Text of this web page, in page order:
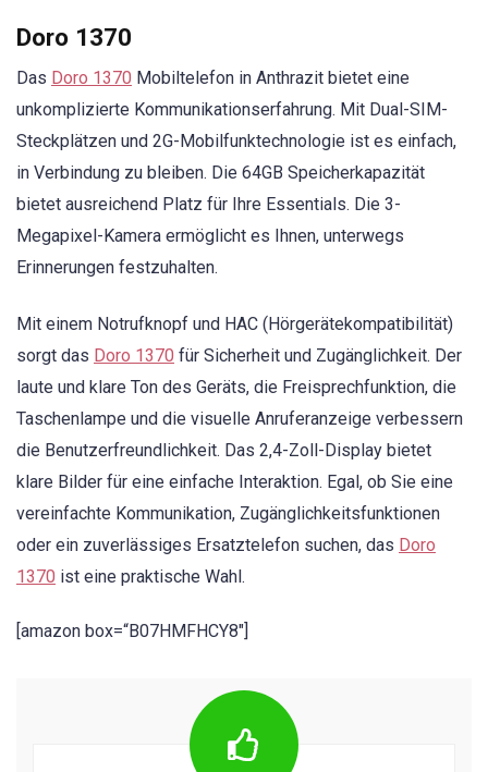
Doro 1370
Das Doro 1370 Mobiltelefon in Anthrazit bietet eine
unkomplizierte Kommunikationserfahrung. Mit Dual-SIM-
Steckplätzen und 2G-Mobilfunktechnologie ist es einfach,
in Verbindung zu bleiben. Die 64GB Speicherkapazität
bietet ausreichend Platz für Ihre Essentials. Die 3-
Megapixel-Kamera ermöglicht es Ihnen, unterwegs
Erinnerungen festzuhalten.
Mit einem Notrufknopf und HAC (Hörgerätekompatibilität)
sorgt das Doro 1370 für Sicherheit und Zugänglichkeit. Der
laute und klare Ton des Geräts, die Freisprechfunktion, die
Taschenlampe und die visuelle Anruferanzeige verbessern
die Benutzerfreundlichkeit. Das 2,4-Zoll-Display bietet
klare Bilder für eine einfache Interaktion. Egal, ob Sie eine
vereinfachte Kommunikation, Zugänglichkeitsfunktionen
oder ein zuverlässiges Ersatztelefon suchen, das Doro
1370 ist eine praktische Wahl.
[amazon box=“B07HMFHCY8″]